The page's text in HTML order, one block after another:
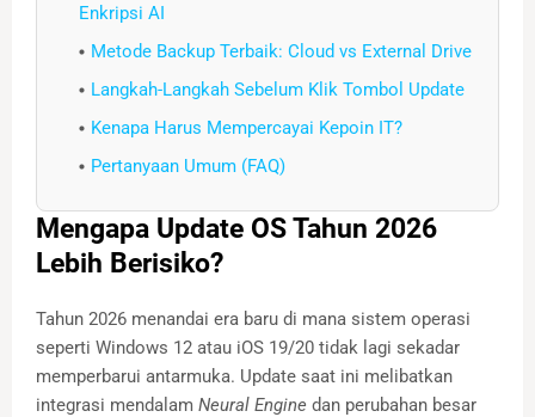
Enkripsi AI
Metode Backup Terbaik: Cloud vs External Drive
Langkah-Langkah Sebelum Klik Tombol Update
Kenapa Harus Mempercayai Kepoin IT?
Pertanyaan Umum (FAQ)
Mengapa Update OS Tahun 2026
Lebih Berisiko?
Tahun 2026 menandai era baru di mana sistem operasi
seperti Windows 12 atau iOS 19/20 tidak lagi sekadar
memperbarui antarmuka. Update saat ini melibatkan
integrasi mendalam Neural Engine dan perubahan besar